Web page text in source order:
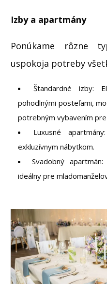
Izby a apartmány
Ponúkame rôzne
uspokoja potreby
Štandardné izby:
pohodlnými posteľami,
potrebným vybavením
Luxusné
exkluzívnym nábytkom.
Svadobný
ideálny pre